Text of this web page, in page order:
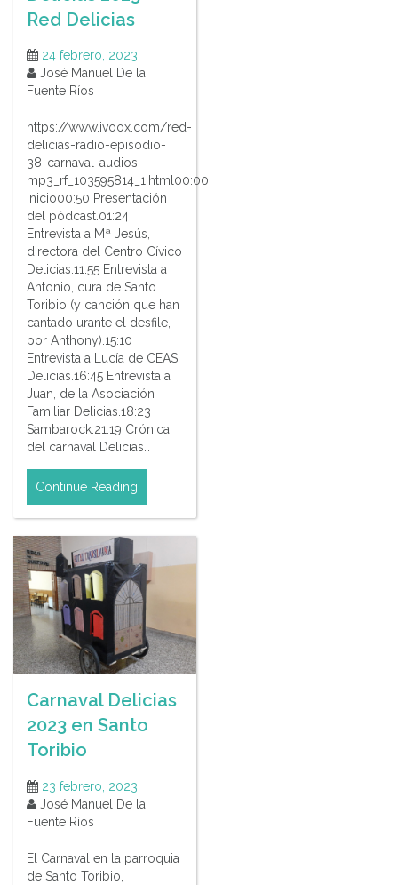
Red Delicias
24 febrero, 2023
José Manuel De la
Fuente Ríos
https://www.ivoox.com/red-
delicias-radio-episodio-
38-carnaval-audios-
mp3_rf_103595814_1.html00:00
Inicio00:50 Presentación
del pódcast.01:24
Entrevista a Mª Jesús,
directora del Centro Cívico
Delicias.11:55 Entrevista a
Antonio, cura de Santo
Toribio (y canción que han
cantado urante el desfile,
por Anthony).15:10
Entrevista a Lucía de CEAS
Delicias.16:45 Entrevista a
Juan, de la Asociación
Familiar Delicias.18:23
Sambarock.21:19 Crónica
del carnaval Delicias…
Continue Reading
Carnaval Delicias
2023 en Santo
Toribio
23 febrero, 2023
José Manuel De la
Fuente Ríos
El Carnaval en la parroquia
de Santo Toribio,